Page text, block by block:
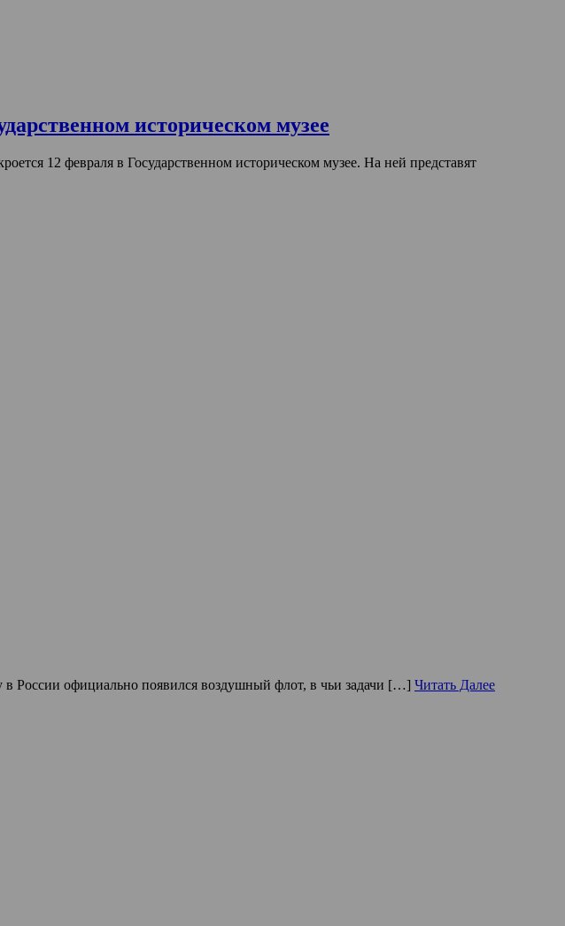
историческом музее
12 февраля в Государственном историческом музее. На ней представят
в России официально появился воздушный флот, в чьи задачи […] Читать Далее